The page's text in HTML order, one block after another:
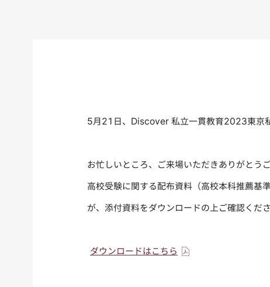
5月21日、Discover 私立一貫教育2023東京
お忙しいところ、ご来場いただきありがとう
高校受験に関する配布資料（高校本科推薦基
が、添付資料をダウンロードの上ご確認くださ
ダウンロードはこちら